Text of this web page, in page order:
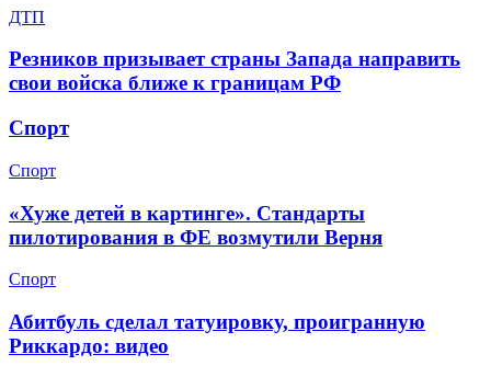
ДТП
Резников призывает страны Запада направить
свои войска ближе к границам РФ
Спорт
Спорт
«Хуже детей в картинге». Стандарты
пилотирования в ФЕ возмутили Верня
Спорт
Абитбуль сделал татуировку, проигранную
Риккардо: видео